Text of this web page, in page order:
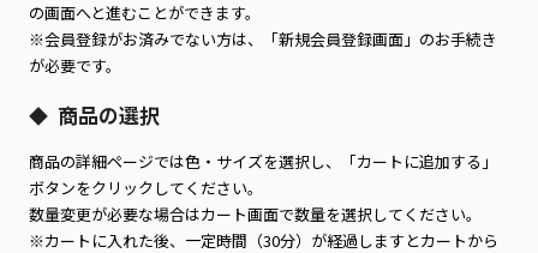
の画面へと進むことができます。
※会員登録がお済みでない方は、「新規会員登録画面」のお手続き
が必要です。
◆ 商品の選択
商品の詳細ページでは色・サイズを選択し、「カートに追加する」
ボタンをクリックしてください。
数量変更が必要な場合はカート画面で数量を選択してください。
※カートに入れた後、一定時間（30分）が経過しますとカートから